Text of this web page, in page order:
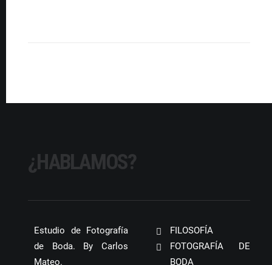
¿HABLAMOS?
Estudio de Fotografía
de Boda. By Carlos
Mateo.
FILOSOFÍA
FOTOGRAFÍA DE
BODA